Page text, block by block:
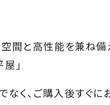
間と高性能を兼ね備
」
なく、ご購入後すぐに